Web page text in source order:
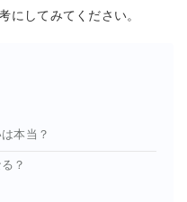
にしてみてください。
本当？
？